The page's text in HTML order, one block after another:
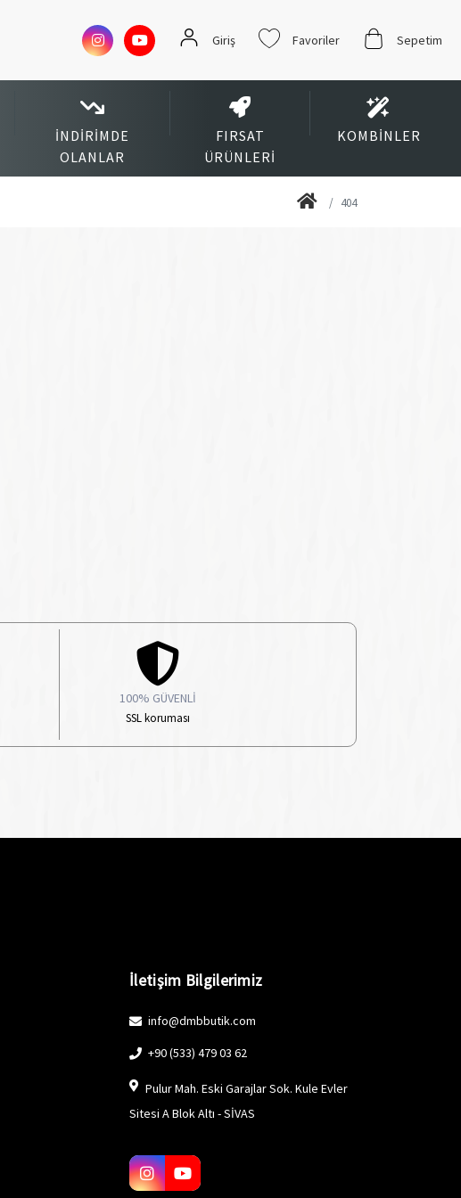
Giriş Favoriler Sepetim
İNDIRIMDE
OLANLAR
FIRSAT
ÜRÜNLERI
KOMBINLER
404
100% GÜVENLİ
SSL koruması
İletişim Bilgilerimiz
info@dmbbutik.com
+90 (533) 479 03 62
Pulur Mah. Eski Garajlar Sok. Kule Evler
Sitesi A Blok Altı - SİVAS